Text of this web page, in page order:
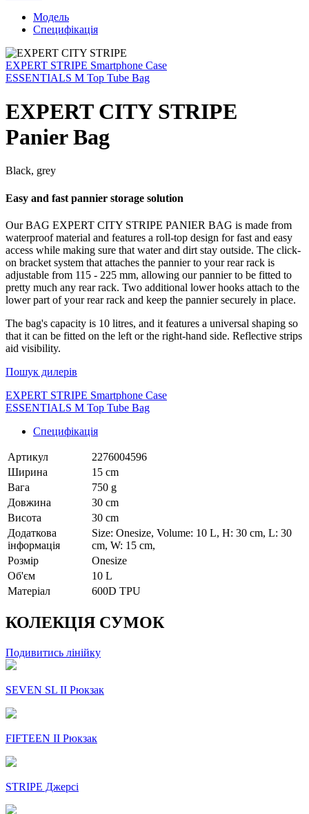
Модель
Специфікація
EXPERT STRIPE Smartphone Case
ESSENTIALS M Top Tube Bag
EXPERT CITY STRIPE
Panier Bag
Black, grey
Easy and fast pannier storage solution
Our BAG EXPERT CITY STRIPE PANIER BAG is made from
waterproof material and features a roll-top design for fast and easy
access while making sure that water and dirt stay outside. The click-
on bracket system that attaches the pannier to your rear rack is
adjustable from 115 - 225 mm, allowing our pannier to be fitted to
pretty much any rear rack. Two additional lower hooks attach to the
lower part of your rear rack and keep the pannier securely in place.
The bag's capacity is 10 litres, and it features a universal shaping so
that it can be fitted on the left or the right-hand side. Reflective strips
aid visibility.
Пошук дилерів
EXPERT STRIPE Smartphone Case
ESSENTIALS M Top Tube Bag
Специфікація
Артикул
2276004596
Ширина
15 cm
Вага
750 g
Довжина
30 cm
Висота
30 cm
Додаткова
інформація
Size: Onesize, Volume: 10 L, H: 30 cm, L: 30
cm, W: 15 cm,
Розмір
Onesize
Об'єм
10 L
Матеріал
600D TPU
КОЛЕКЦІЯ СУМОК
Подивитись лінійку
SEVEN SL II Рюкзак
FIFTEEN II Рюкзак
STRIPE Джерсі